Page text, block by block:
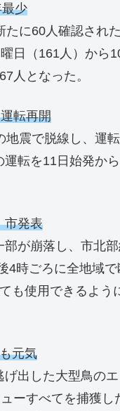
少
に60人確認され
日（161人）から
人となった。
転再開
震で脱線し、運
転を11日始発か
発表
が崩落し、市北
4時ごろに全地域
も使用できるよう
元気
出した大型鳥の
ーすべてを捕獲し